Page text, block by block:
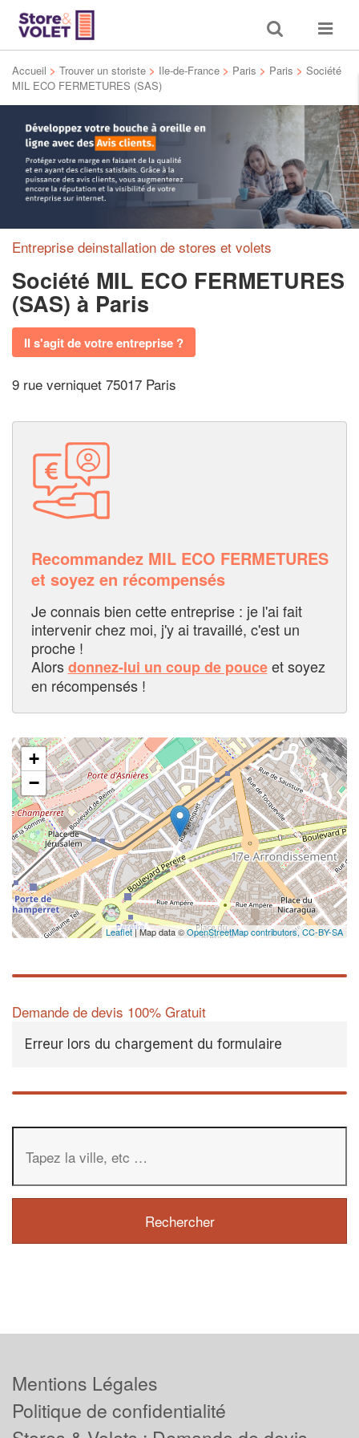
Toggle
search
Toggle
Accueil > Trouver un storiste > Ile-de-France > Paris > Paris > Société
MIL ECO FERMETURES (SAS)
Entreprise deinstallation de stores et volets
Société MIL ECO FERMETURES
(SAS) à Paris
Il s'agit de votre entreprise ?
9 rue verniquet 75017 Paris
Recommandez MIL ECO FERMETURES
et soyez en récompensés
Je connais bien cette entreprise : je l'ai fait
intervenir chez moi, j'y ai travaillé, c'est un
proche !
Alorsdonnez-lui un coup de pouceet soyez
en récompensés !
+
−
Leaflet| Map data ©OpenStreetMap contributors,CC-BY-SA
Demande de devis 100% Gratuit
Erreur lors du chargement du formulaire
Mentions Légales
Politique de confidentialité